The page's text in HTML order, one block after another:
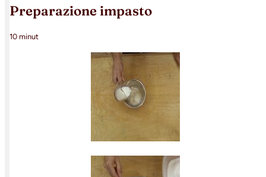
preparazione impasto
10 minut